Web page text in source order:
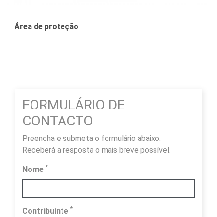
Área de proteção
FORMULÁRIO DE
CONTACTO
Preencha e submeta o formulário abaixo.
Receberá a resposta o mais breve possível.
Nome *
Contribuinte *